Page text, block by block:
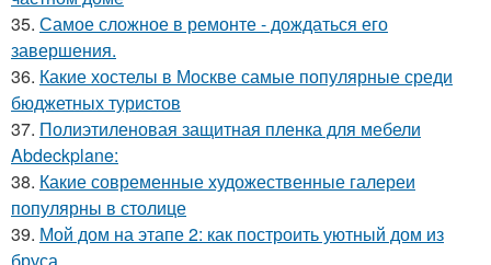
35. Самое сложное в ремонте - дождаться его
завершения.
36. Какие хостелы в Москве самые популярные среди
бюджетных туристов
37. Полиэтиленовая защитная пленка для мебели
Abdeckplane:
38. Какие современные художественные галереи
популярны в столице
39. Мой дом на этапе 2: как построить уютный дом из
бруса